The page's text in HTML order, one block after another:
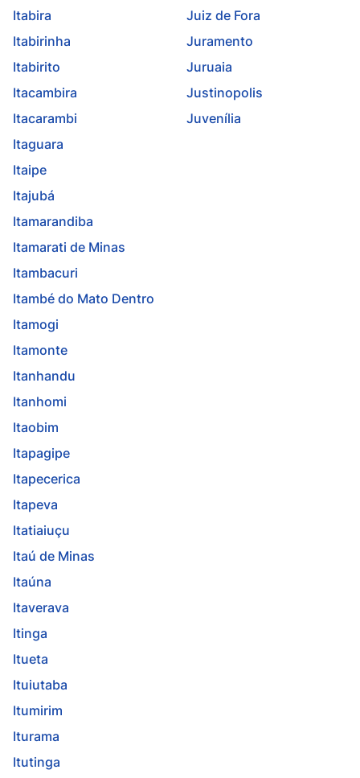
Itabira
Itabirinha
Itabirito
Itacambira
Itacarambi
Itaguara
Itaipe
Itajubá
Itamarandiba
Itamarati de Minas
Itambacuri
Itambé do Mato Dentro
Itamogi
Itamonte
Itanhandu
Itanhomi
Itaobim
Itapagipe
Itapecerica
Itapeva
Itatiaiuçu
Itaú de Minas
Itaúna
Itaverava
Itinga
Itueta
Ituiutaba
Itumirim
Iturama
Itutinga
Juiz de Fora
Juramento
Juruaia
Justinopolis
Juvenília